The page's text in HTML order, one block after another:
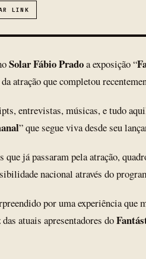
LINK
Solar Fábio Pradoa exposição “
atração que completou
entrevistas, músicas, e tudo
” que segue viva desde seu
já passaram pela atração,
nacional através do
por uma experiência que
atuais apresentadores do